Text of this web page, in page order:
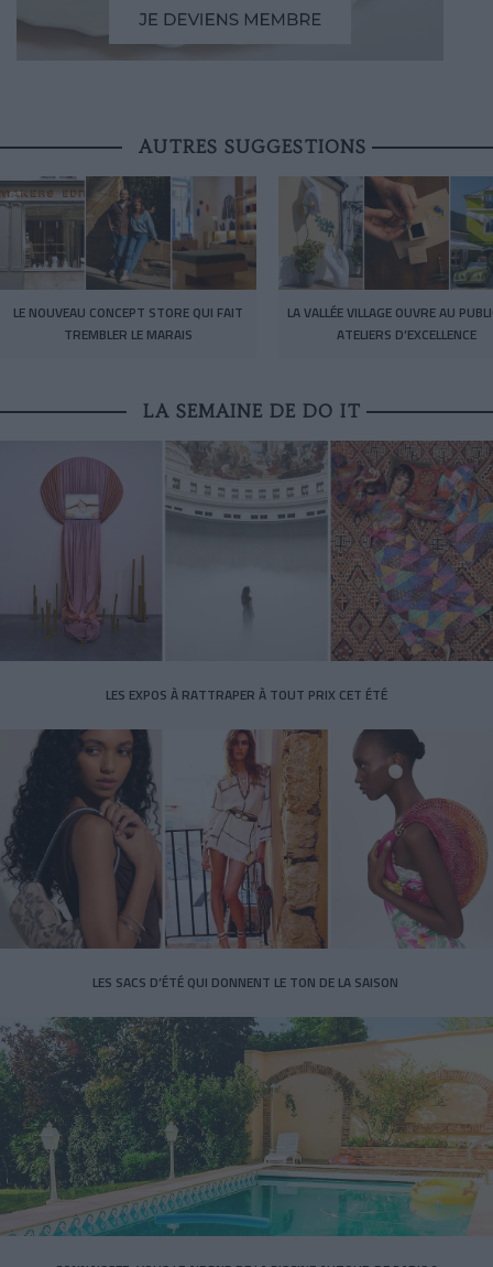
AUTRES SUGGESTIONS
LE NOUVEAU CONCEPT STORE QUI FAIT
TREMBLER LE MARAIS
LA VALLÉE VILLAGE OUVRE AU
ATELIERS D’EXCELLENCE
LA SEMAINE DE DO IT
LES EXPOS À RATTRAPER À TOUT PRIX CET ÉTÉ
LES SACS D’ÉTÉ QUI DONNENT LE TON DE LA SAISON